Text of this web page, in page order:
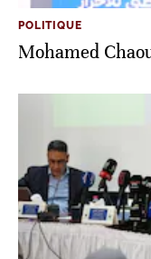
POLITIQUE
Mohamed